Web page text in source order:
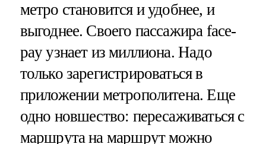
метро становится и удобнее, и
выгоднее. Своего пассажира face-
pay узнает из миллиона. Надо
только зарегистрироваться в
приложении метрополитена. Еще
одно новшество: пересаживаться с
маршрута на маршрут можно